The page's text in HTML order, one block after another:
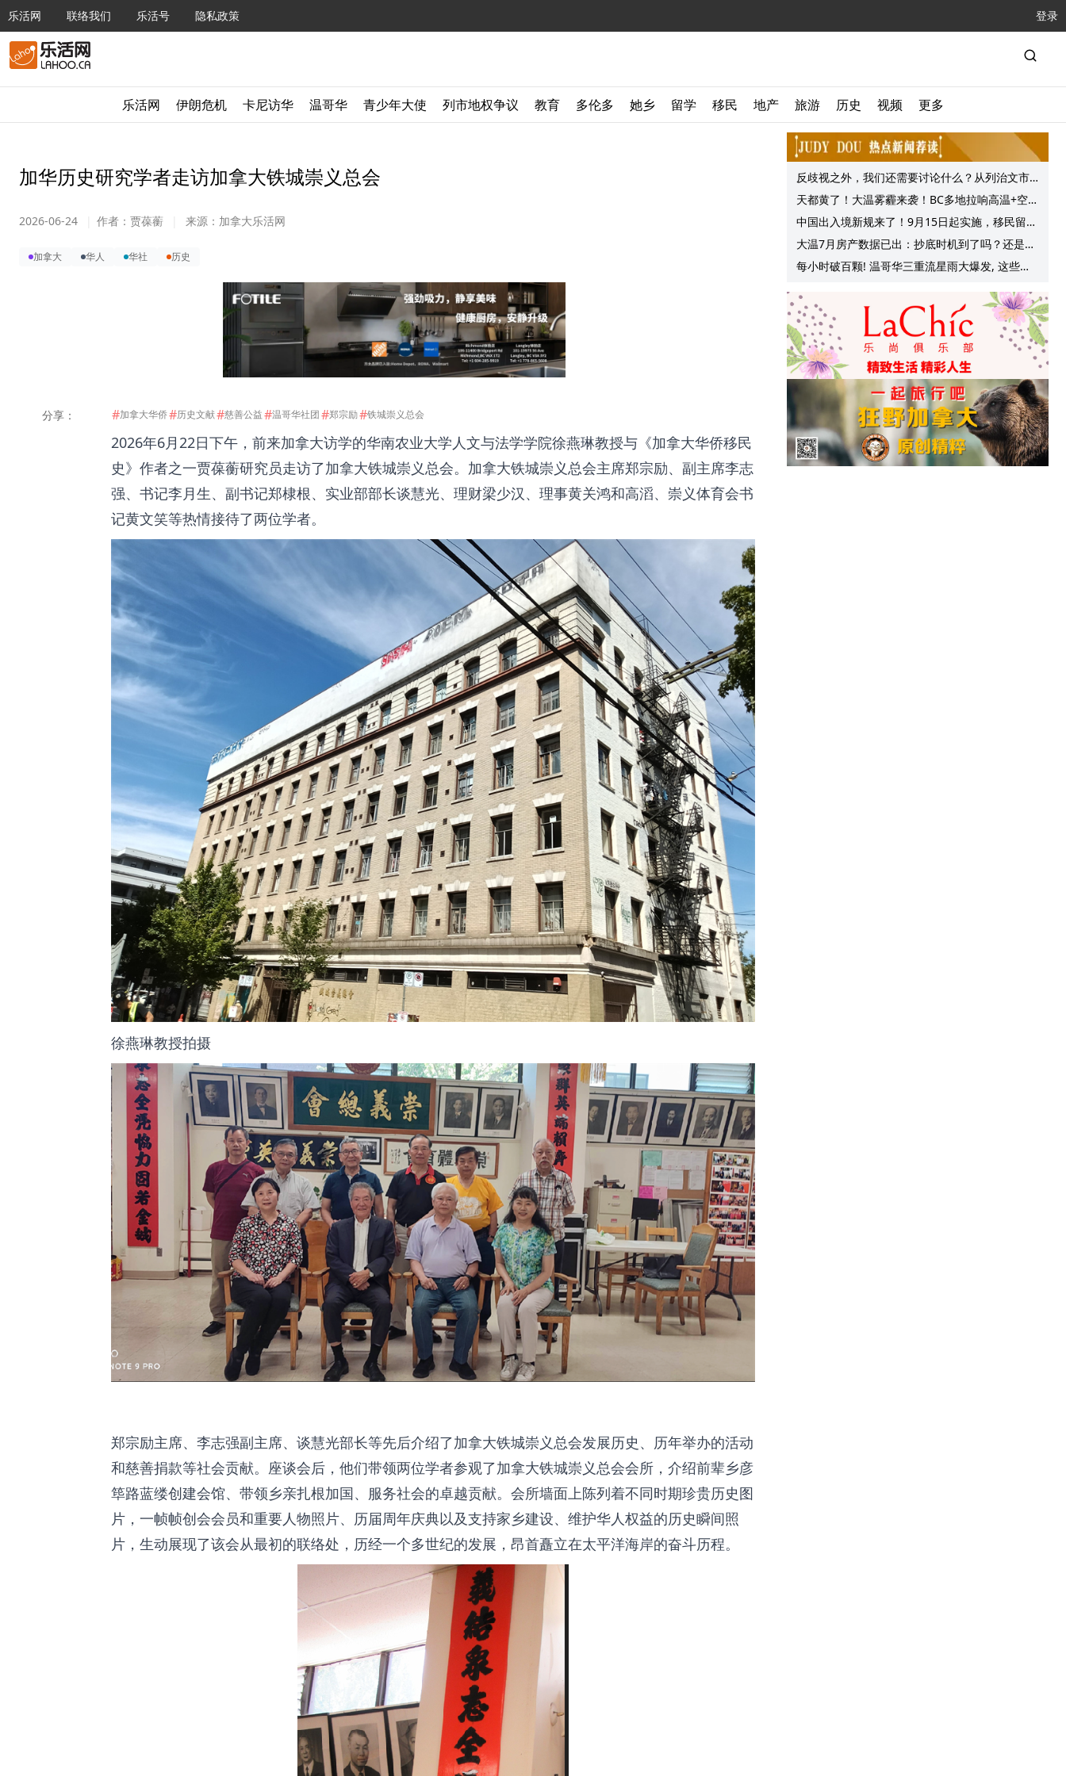
乐活网 联络我们 乐活号 隐私政策 登录
乐活网 伊朗危机 卡尼访华 温哥华 青少年大使 列市地权争议 教育 多伦多 她乡 留学 移民 地产 旅游 历史 视频 更多
加华历史研究学者走访加拿大铁城崇义总会
2026-06-24 作者： 贾葆蘅 来源： 加拿大乐活网
加拿大 华人 华社 历史
分享： #加拿大华侨#历史文献#慈善公益#温哥华社团#郑宗励#铁城崇义总会
2026年6月22日下午，前来加拿大访学的华南农业大学人文与法学学院徐燕琳教授与《加拿大华侨移民
史》作者之一贾葆蘅研究员走访了加拿大铁城崇义总会。加拿大铁城崇义总会主席郑宗励、副主席李志
强、书记李月生、副书记郑棣根、实业部部长谈慧光、理财梁少汉、理事黄关鸿和高滔、崇义体育会书
记黄文笑等热情接待了两位学者。
徐燕琳教授拍摄
郑宗励主席、李志强副主席、谈慧光部长等先后介绍了加拿大铁城崇义总会发展历史、历年举办的活动
和慈善捐款等社会贡献。座谈会后，他们带领两位学者参观了加拿大铁城崇义总会会所，介绍前辈乡彦
筚路蓝缕创建会馆、带领乡亲扎根加国、服务社会的卓越贡献。会所墙面上陈列着不同时期珍贵历史图
片，一帧帧创会会员和重要人物照片、历届周年庆典以及支持家乡建设、维护华人权益的历史瞬间照
片，生动展现了该会从最初的联络处，历经一个多世纪的发展，昂首矗立在太平洋海岸的奋斗历程。
反歧视之外，我们还需要讨论什么？从列治文市
议会一项动议谈起
天都黄了！大温雾霾来袭！BC多地拉响高温+空气
质量预警 最高可达35°C！
中国出入境新规来了！9月15日起实施，移民留学
中介迎来最强监管！
大温7月房产数据已出：抄底时机到了吗？还是再
等等？他们这么建议的
每小时破百颗! 温哥华三重流星雨大爆发, 这些最